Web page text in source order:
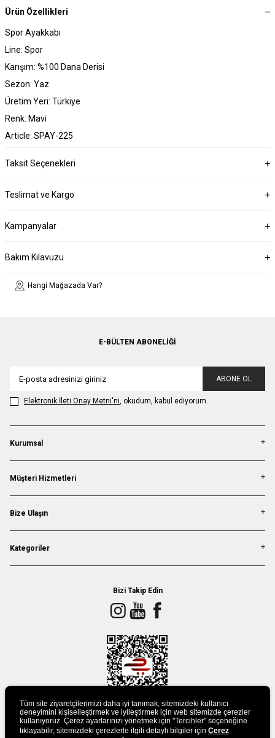
Ürün Özellikleri
Spor Ayakkabı
Line: Spor
Karışım: %100 Dana Derisi
Sezon: Yaz
Üretim Yeri: Türkiye
Renk: Mavi
Article: SPAY-225
Taksit Seçenekleri
Teslimat ve Kargo
Kampanyalar
Bakım Kılavuzu
Hangi Mağazada Var?
E-BÜLTEN ABONELIĞI
ABONE OL
Elektronik İleti Onay Metni'ni, okudum, kabul ediyorum.
Kurumsal
Müşteri Hizmetleri
Bize Ulaşın
Kategoriler
Bizi Takip Edin
UYGULAMAMIZI İNDİRİN
Tüm site ziyaretçilerimizi daha iyi tanımak, sitemizdeki kullanıcı
deneyimini kişiselleştirmek ve iyileştirmek için web sitemizde çerezler
kullanıyoruz. Çerez ayarlarınızı yönetmek için "Tercihler" seçeneğine
tıklayabilir, sitemizdeki çerezlerle ilgili detaylı bilgiler için Çerez